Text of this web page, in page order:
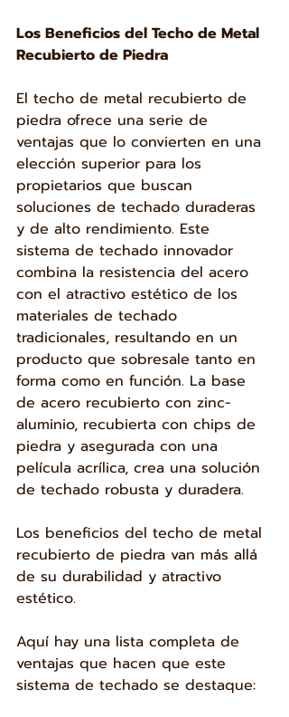
Los Beneficios del Techo de Metal
Recubierto de Piedra
El techo de metal recubierto de
piedra ofrece una serie de
ventajas que lo convierten en una
elección superior para los
propietarios que buscan
soluciones de techado duraderas
y de alto rendimiento. Este
sistema de techado innovador
combina la resistencia del acero
con el atractivo estético de los
materiales de techado
tradicionales, resultando en un
producto que sobresale tanto en
forma como en función. La base
de acero recubierto con zinc-
aluminio, recubierta con chips de
piedra y asegurada con una
película acrílica, crea una solución
de techado robusta y duradera.
Los beneficios del techo de metal
recubierto de piedra van más allá
de su durabilidad y atractivo
estético.
Aquí hay una lista completa de
ventajas que hacen que este
sistema de techado se destaque: